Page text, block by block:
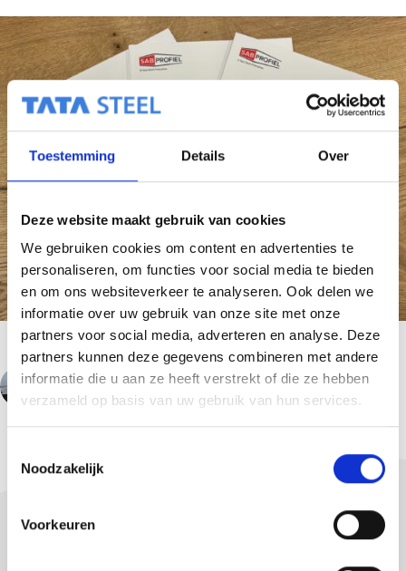
Toestemming Details Over
Deze website maakt gebruik van cookies
We gebruiken cookies om content en advertenties te
personaliseren, om functies voor social media te bieden
en om ons websiteverkeer te analyseren. Ook delen we
informatie over uw gebruik van onze site met onze
partners voor social media, adverteren en analyse. Deze
partners kunnen deze gegevens combineren met andere
informatie die u aan ze heeft verstrekt of die ze hebben
verzameld op basis van uw gebruik van hun services.
Noodzakelijk
Voorkeuren
VORIGE VOLGENDE